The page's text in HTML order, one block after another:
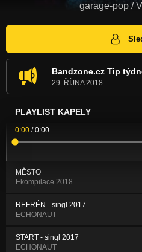
garage-pop /
Bandzone.cz Tip
29. ŘÍJNA 2018
PLAYLIST KAPELY
0:00 /0:00
MĚSTO
Ekompilace 2018
REFRÉN - singl 2017
ECHONAUT
START - singl 2017
ECHONAUT